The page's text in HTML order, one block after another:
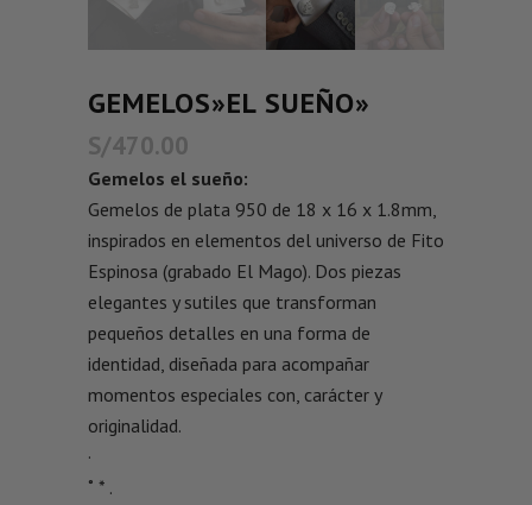
GEMELOS»EL SUEÑO»
S/470.00
Gemelos el sueño:
Gemelos de plata 950 de 18 x 16 x 1.8mm,
inspirados en elementos del universo de Fito
Espinosa (grabado El Mago). Dos piezas
elegantes y sutiles que transforman
pequeños detalles en una forma de
identidad, diseñada para acompañar
momentos especiales con, carácter y
originalidad.
·
˚ * .